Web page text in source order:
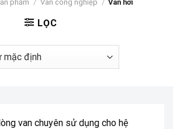
phẩm / Van công nghiệp / Van hơi
LỌC
van chuyên sử dụng cho hệ